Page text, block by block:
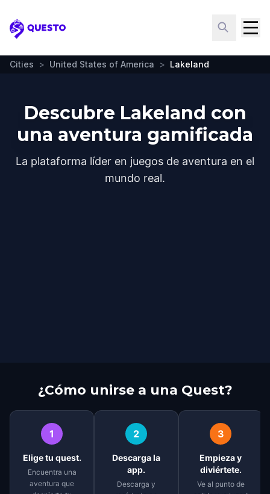
Questo
Cities > United States of America > Lakeland
Descubre Lakeland con
una aventura gamificada
La plataforma líder en juegos de aventura en el
mundo real.
¿Cómo unirse a una Quest?
1
Elige tu quest.
Encuentra una
aventura que
2
Descarga la
app.
Descarga y
3
Empieza y
diviértete.
Ve al punto de